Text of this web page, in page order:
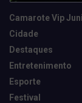
Camarote Vip
Cidade
Destaques
Entretenimento
Esporte
Festival